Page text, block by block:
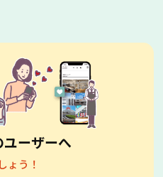
ーザーへ
ょう！